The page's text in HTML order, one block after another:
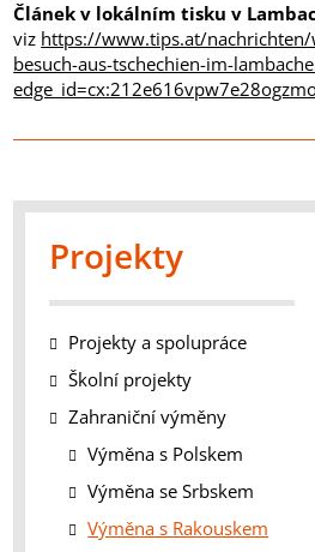
Článek v lokálním tisku v
viz https://www.tips.at/
besuch-aus-tschechien-im-
Projekty
Projekty a spolupráce
Školní projekty
Zahraniční výměny
Výměna s Polskem
Výměna se Srbskem
Výměna s Rakouskem